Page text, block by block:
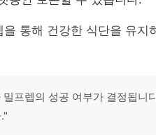
통해 건강한 식단을 유지
프렙의 성공 여부가 결정됩니